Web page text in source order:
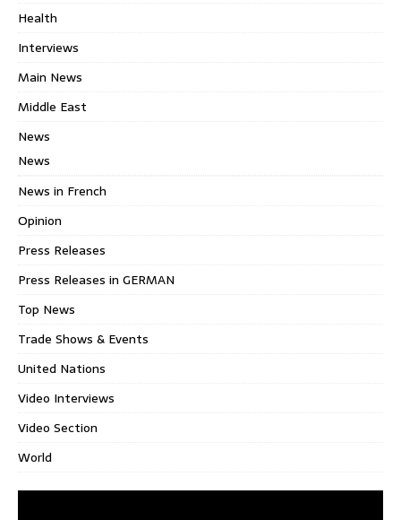
Health
Interviews
Main News
Middle East
News
News
News in French
Opinion
Press Releases
Press Releases in GERMAN
Top News
Trade Shows & Events
United Nations
Video Interviews
Video Section
World